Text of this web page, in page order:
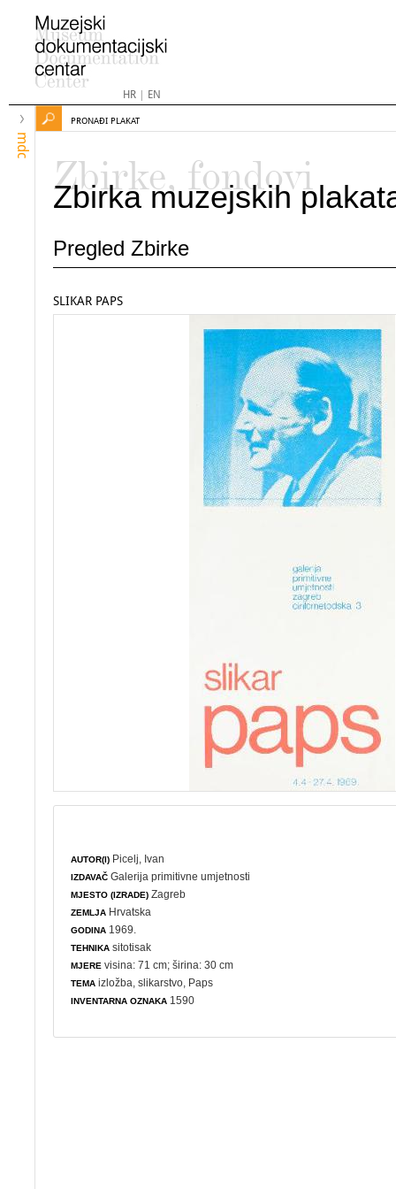
HR| EN
mdc
PRONAĐI PLAKAT
Zbirke, fondovi
Zbirka muzejskih
Pregled Zbirke
SLIKAR PAPS
AUTOR(I) Picelj, Ivan
IZDAVAČ Galerija primitivne umjetnosti
MJESTO (IZRADE) Zagreb
ZEMLJA Hrvatska
GODINA 1969.
TEHNIKA sitotisak
MJERE visina: 71 cm; širina: 30 cm
TEMA izložba ,slikarstvo , Paps
INVENTARNA OZNAKA 1590